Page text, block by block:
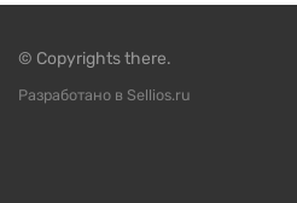
© Copyrights there.
Разработано в Sellios.ru